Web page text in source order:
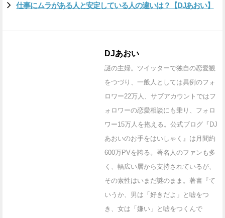
仕事にムラがある人と安定している人の違いは？【DJあおい】
DJあおい
謎の主婦。ツイッターで独自の恋愛観
をつづり、一般人としては異例のフォ
ロワー22万人、サブアカウントではフ
ォロワーの恋愛相談にも乗り、フォロ
ワー15万人を抱える。公式ブログ『DJ
あおいのお手をはいしゃく』は月間約
600万PVを誇る。著名人のファンも多
く、幅広い層から支持されているが、
その素性はいまだ謎のまま。著書『て
いうか、男は「好きだよ」と嘘をつ
き、女は「嫌い」と嘘をつくんで